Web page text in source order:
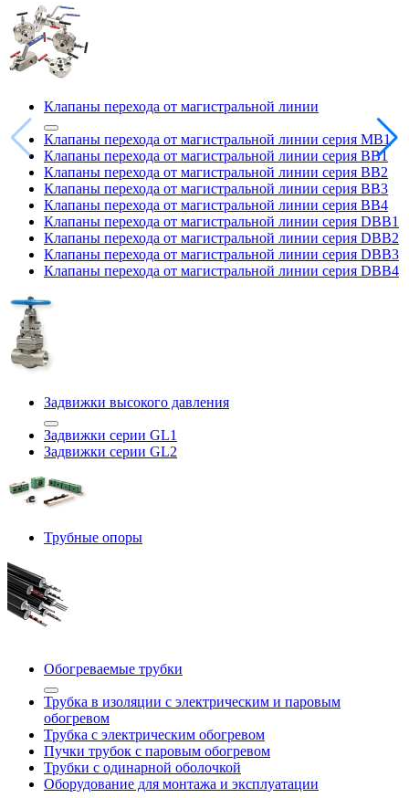
Клапаны перехода от магистральной линии
Клапаны перехода от магистральной линии серия MB1
Клапаны перехода от магистральной линии серия BB1
Клапаны перехода от магистральной линии серия BB2
Клапаны перехода от магистральной линии серия BB3
Клапаны перехода от магистральной линии серия BB4
Клапаны перехода от магистральной линии серия DBB1
Клапаны перехода от магистральной линии серия DBB2
Клапаны перехода от магистральной линии серия DBB3
Клапаны перехода от магистральной линии серия DBB4
Задвижки высокого давления
Задвижки серии GL1
Задвижки серии GL2
Трубные опоры
Обогреваемые трубки
Трубка в изоляции с электрическим и паровым
обогревом
Трубка с электрическим обогревом
Пучки трубок с паровым обогревом
Трубки с одинарной оболочкой
Оборудование для монтажа и эксплуатации